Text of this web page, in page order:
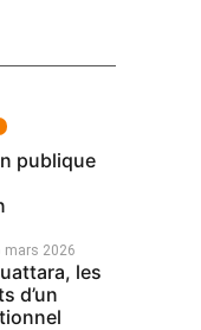
publique
mars 2026
les
d’un